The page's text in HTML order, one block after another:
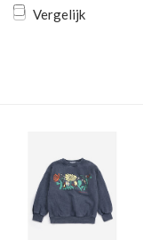
Vergelijk